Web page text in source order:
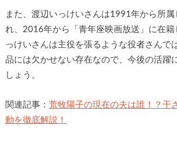
また、渡辺いっけいさんは1991年から所
れ、2016年から「青年座映画放送」に在籍
っけいさんは主役を張るような役者さんで
品には欠かせない存在なので、今後の活躍
しょう。
関連記事： 荒牧陽子の現在の夫は誰！？干
動を徹底解説！